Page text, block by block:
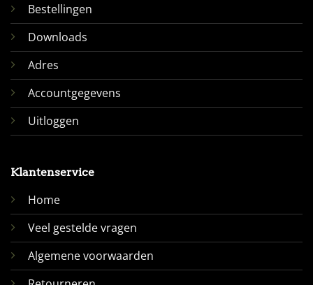
Bestellingen
Downloads
Adres
Accountgegevens
Uitloggen
Klantenservice
Home
Veel gestelde vragen
Algemene voorwaarden